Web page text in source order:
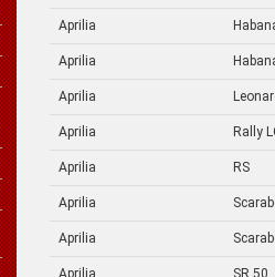
Aprilia
Aprilia
Aprilia
Aprilia Rally
Aprilia RS
Aprilia
Aprilia
Aprilia SR 50